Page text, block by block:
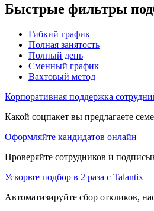
Быстрые фильтры
Гибкий график
Полная занятость
Полный день
Сменный график
Вахтовый метод
Корпоративная поддержка
Какой соцпакет вы предлагаете
Оформляйте кандидатов онлайн
Проверяйте сотрудников и
Ускорьте подбор в 2 раза с Talantix
Автоматизируйте сбор откликов,